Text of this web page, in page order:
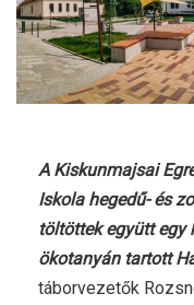
A Kiskunmajsai
Iskola hegedű- és
töltöttek együtt egy
ökotanyán tartott
táborvezetők